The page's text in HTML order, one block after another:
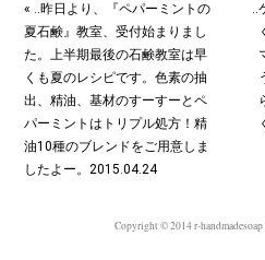
« ‥昨日より、『ペパーミントの
夏石鹸』教室、受付始まりまし
た。上半期最後の石鹸教室は早
くも夏のレシピです。色素の抽
出、精油、基材のすーすーとペ
パーミントはトリプル処方！精
油10種のブレンドをご用意しま
したよー。2015.04.24
‥
Copyright © 2014 r-